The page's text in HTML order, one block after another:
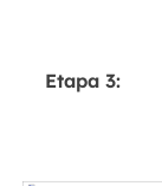
Etapa 3: